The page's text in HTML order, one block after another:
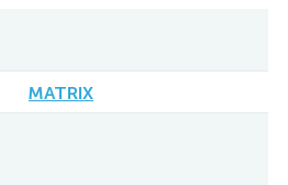
MATRIX